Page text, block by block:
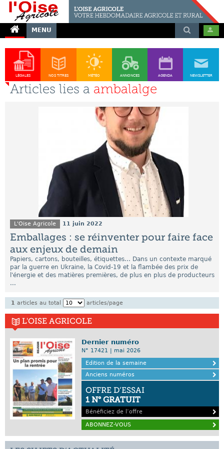
MENU
LÉGALES NOS TITRES MÉTÉO ANNONCES AGENDA NEWSLETTER
Articles lies a ambalalge
L'Oise Agricole 11 juin 2022
Emballages : se réinventer pour faire face
aux enjeux de demain
Papiers, cartons, bouteilles, étiquettes... Dans un contexte marqué
par la guerre en Ukraine, la Covid-19 et la flambée des prix de
l'énergie et des matières premières, de plus en plus de producteurs
...
1 articles au total articles/page
L'OISE AGRICOLE
Dernier numéro
N° 17421 | mai 2026
Edition de la semaine
Anciens numéros
OFFRE D’ESSAI
1 N° GRATUIT
Bénéficiez de l’offre
ABONNEZ-VOUS